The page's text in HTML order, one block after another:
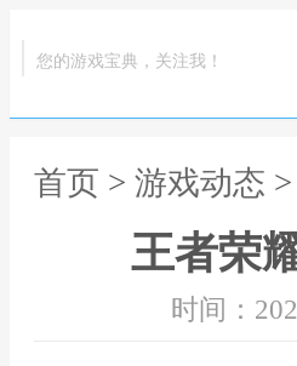
您的游戏宝典，关注我！
首页 > 游戏动态
王者荣
时间：